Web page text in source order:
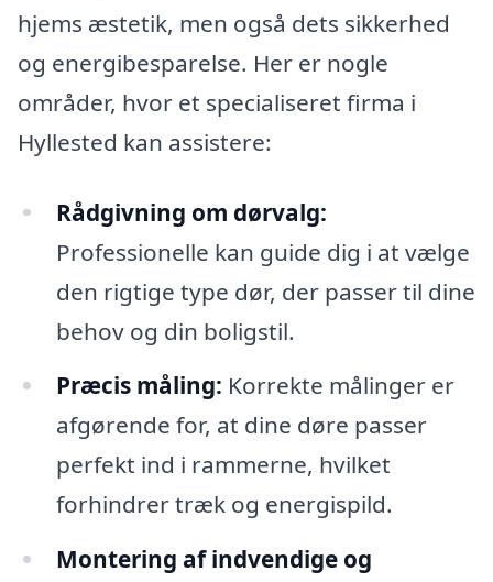
hjems æstetik, men også dets sikkerhed
og energibesparelse. Her er nogle
områder, hvor et specialiseret firma i
Hyllested kan assistere:
Rådgivning om dørvalg:
Professionelle kan guide dig i at vælge
den rigtige type dør, der passer til dine
behov og din boligstil.
Præcis måling: Korrekte målinger er
afgørende for, at dine døre passer
perfekt ind i rammerne, hvilket
forhindrer træk og energispild.
Montering af indvendige og